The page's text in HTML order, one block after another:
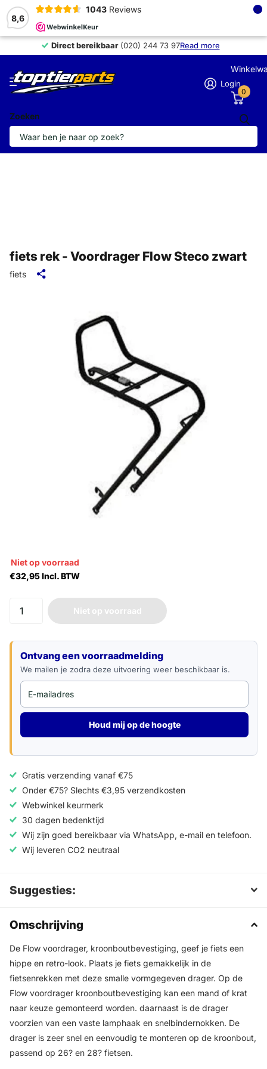
8,6
1043 Reviews ×
Direct bereikbaar(020) 244 73 97Read more
Direct bereikbaar
Zoeken
Login
0
fiets rek - Voordrager Flow Steco zwart
fiets
Niet op voorraad
€32,95 Incl. BTW
Niet op voorraad
Ontvang een voorraadmelding
We mailen je zodra deze uitvoering weer beschikbaar is.
E-mailadres
Houd mij op de hoogte
Gratis verzending vanaf €75
Onder €75? Slechts €3,95 verzendkosten
Webwinkel keurmerk
30 dagen bedenktijd
Wij zijn goed bereikbaar via WhatsApp, e-mail en telefoon.
Wij leveren CO2 neutraal
Suggesties:
Omschrijving
De Flow voordrager, kroonboutbevestiging, geef je fiets een
hippe en retro-look. Plaats je fiets gemakkelijk in de
fietsenrekken met deze smalle vormgegeven drager. Op de
Flow voordrager kroonboutbevestiging kan een mand of krat
naar keuze gemonteerd worden. daarnaast is de drager
voorzien van een vaste lamphaak en snelbindernokken. De
drager is zeer snel en eenvoudig te monteren op de kroonbout,
passend op 26? en 28? fietsen.